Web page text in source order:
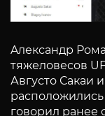
Aлександр
тяжеловесов
Августо Сакаи
расположились
говорил ранее